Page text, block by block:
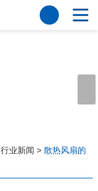
行业新闻 > 散热风扇的